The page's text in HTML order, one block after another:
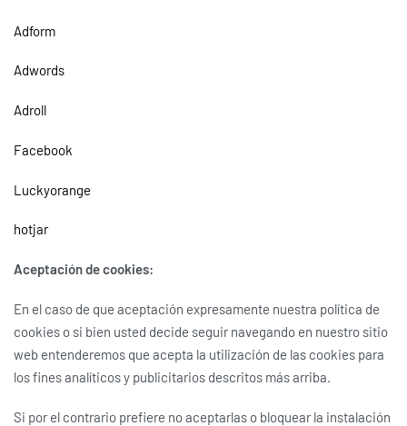
Adform
Adwords
Adroll
Facebook
Luckyorange
hotjar
Aceptación de cookies:
En el caso de que aceptación expresamente nuestra política de
cookies o si bien usted decide seguir navegando en nuestro sitio
web entenderemos que acepta la utilización de las cookies para
los fines analíticos y publicitarios descritos más arriba.
Si por el contrario prefiere no aceptarlas o bloquear la instalación